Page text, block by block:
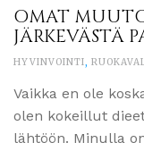
OMAT
JÄRKEVÄSTÄ
HYVINVOINTI,
Vaikka en ole
olen kokeillut
lähtöön. Minulla